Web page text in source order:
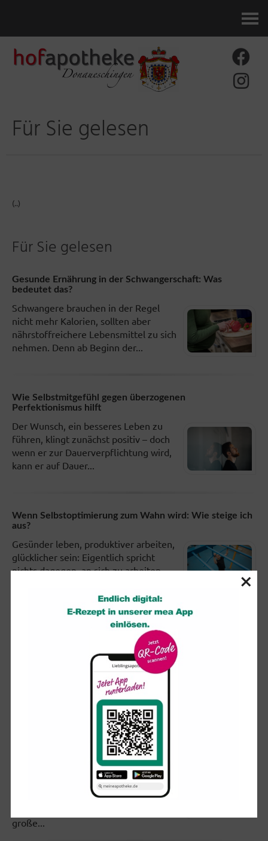
Für Sie gelesen
(..)
Für Sie gelesen
Gesunde Ernährung in der Schwangerschaft: Was
bedeutet das?
Schwangere brauchen in der Regel
nicht mehr Kalorien, sollten aber
nährstoffreichere Lebensmittel zu sich
nehmen. Denn ab Beginn der...
Wie Selbstmitgefühl gegen überzogenen
Perfektionismus hilft
Der Wunsch, ein besseres Leben zu
führen, klingt zunächst positiv – doch
wenn er zur Dauerverpflichtung wird,
kann er auf Dauer...
Wenn Selbstoptimierung zum Wahn wird: Wie steige ich
aus?
Gesünder leben, produktiver arbeiten,
glücklicher sein: Eigentlich spricht
nichts dagegen, an sich zu arbeiten.
Partielle Sonnenfinsternis: So schützen Sie Ihre Augen
Am kommenden Mittwoch (12.
August) dürften sich ab etwa 19 Uhr
viele Blicke erwartungsvoll in den
Himmel richten. Ist der wolkenfrei,...
So trainiert man das Gleichgewicht (und nebenbei den
Wenn wir auf einem wackeligen
Untergrund oder nur auf einem Bein
stehen, zwingen wir verschiedene
große...
×